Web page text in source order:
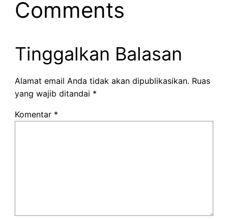
Comments
Tinggalkan Balasan
Alamat email Anda tidak akan dipublikasikan. Ruas
yang wajib ditandai *
Komentar *